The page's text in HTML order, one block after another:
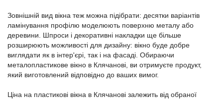
Зовнішній вид вікна теж можна підібрати: десятки варіантів
ламінування профілю моделюють поверхню металу або
деревини. Шпроси і декоративні накладки ще більше
розширюють можливості для дизайну: вікно буде добре
виглядати як в інтер'єрі, так і на фасаді. Обираючи
металопластикове вікно в Клячанові, ви отримуєте продукт,
який виготовлений відповідно до ваших вимог.
Ціна на пластикові вікна в Клячанові залежить від обраної